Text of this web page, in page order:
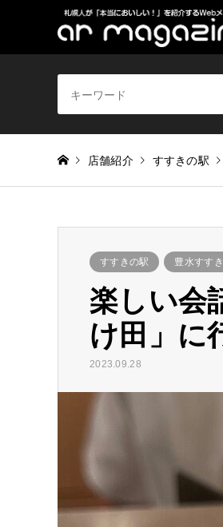
店舗紹介 すすきの駅
すすきの駅 豊水すす
楽しい会
け田」に
2023.09.28